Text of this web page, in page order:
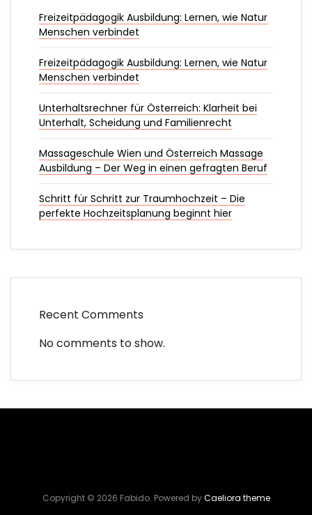
Freizeitpädagogik Ausbildung: Lernen, wie Natur
Menschen verbindet
Freizeitpädagogik Ausbildung: Lernen, wie Natur
Menschen verbindet
Unterhaltsrechner für Österreich: Klarheit bei
Unterhalt, Scheidung und Familienrecht
Massageschule Wien und Österreich Massage
Ausbildung – Der Weg in einen gefragten Beruf
Schritt für Schritt zur Traumhochzeit – Die
perfekte Hochzeitsplanung beginnt hier
Recent Comments
No comments to show.
Copyright © 2026 Fabido. Powered byCaeliora theme